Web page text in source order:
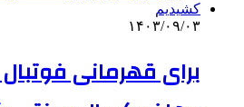
۱۴۰۳/۰۹/۰۳
برای قهرمانی